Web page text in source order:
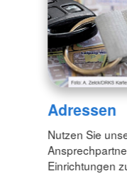
Adressen
Nutzen Sie
Einrichtungen